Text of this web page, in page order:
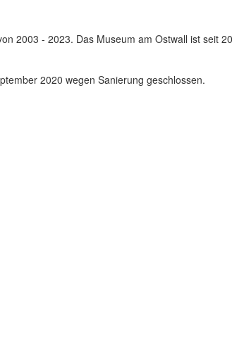
2003 - 2023. Das Museum am Ostwall ist seit
2020 wegen Sanierung geschlossen.